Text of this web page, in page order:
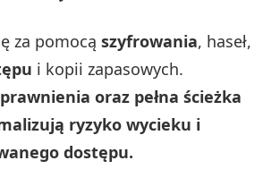
za pomocąszyfrowania, haseł,
i kopii zapasowych.
oraz pełna ścieżka
ryzyko wycieku i
dostępu.